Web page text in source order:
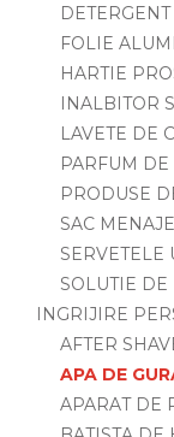
DETERGENT
FOLIE
HARTIE
INALBITOR
LAVETE DE
PARFUM DE
PRODUSE
SAC
SERVETELE
SOLUTIE DE
INGRIJIRE
AFTER
APA DE
APARAT DE